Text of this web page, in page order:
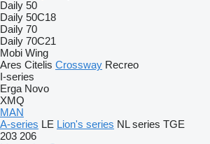
Daily 50
Daily 50C18
Daily 70
Daily 70C21
Mobi Wing
Ares Citelis Crossway Recreo
I-series
Erga Novo
XMQ
MAN
A-series LE Lion's series NL series TGE
203 206